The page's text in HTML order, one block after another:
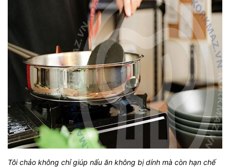
Tôi chảo không chỉ giúp nấu ăn không bị dính mà còn hạn chế